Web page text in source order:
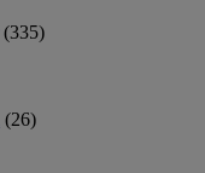
(335)
(26)